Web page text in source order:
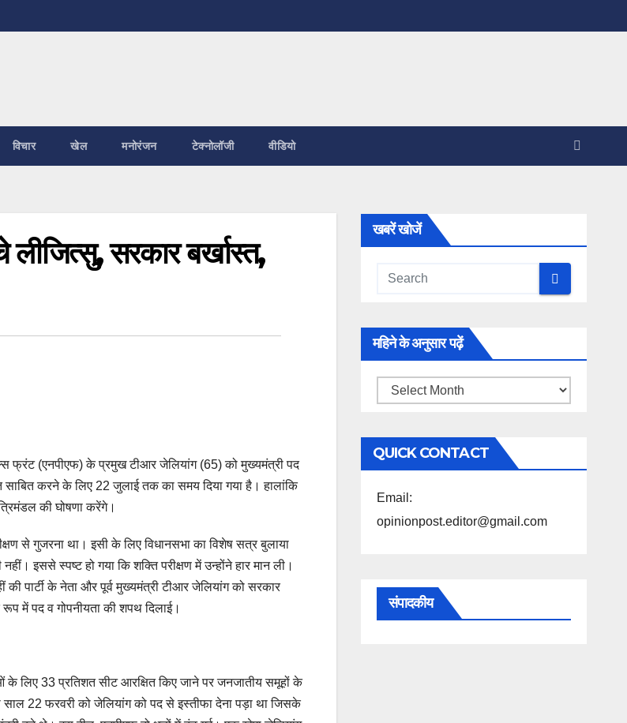
विचार खेल मनोरंजन टेक्नोलॉजी वीडियो
लीजित्सु, सरकार बर्खास्त,
फ्रंट (एनपीएफ) के प्रमुख टीआर जेलियांग (65) को मुख्यमंत्री पद
साबित करने के लिए 22 जुलाई तक का समय दिया गया है। हालांकि
की घोषणा करेंगे।
से गुजरना था। इसी के लिए विधानसभा का विशेष सत्र बुलाया
इससे स्पष्ट हो गया कि शक्ति परीक्षण में उन्होंने हार मान ली।
पार्टी के नेता और पूर्व मुख्यमंत्री टीआर जेलियांग को सरकार
में पद व गोपनीयता की शपथ दिलाई।
के लिए 33 प्रतिशत सीट आरक्षित किए जाने पर जनजातीय समूहों के
साल 22 फरवरी को जेलियांग को पद से इस्तीफा देना पड़ा था जिसके
खबरें खोजें
महिने के अनुसार पढ़ें
महिने
अनुसार
पढ़ें
QUICK CONTACT
Email:
opinionpost.editor@gmail.com
संपादकीय